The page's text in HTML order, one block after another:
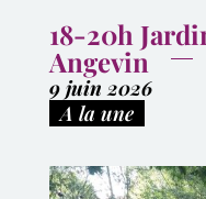
18-20h
Angevin
9 juin 2026
|A la une